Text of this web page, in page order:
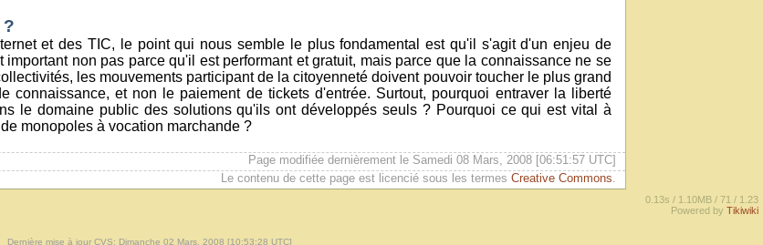
?
et des TIC, le point qui nous semble le plus fondamental est qu'il s'agit d'un enjeu de
non pas parce qu'il est performant et gratuit, mais parce que la connaissance ne se
les mouvements participant de la citoyenneté doivent pouvoir toucher le plus grand
connaissance, et non le paiement de tickets d'entrée. Surtout, pourquoi entraver la liberté
le domaine public des solutions qu'ils ont développés seuls ? Pourquoi ce qui est vital à
monopoles à vocation marchande ?
Page modifiée dernièrement le Samedi 08 Mars, 2008 [06:51:57 UTC]
Le contenu de cette page est licencié sous les termes Creative Commons.
0.13s / 1.10MB / 71 / 1.23
Powered by Tikiwiki
Dernière mise à jour CVS: Dimanche 02 Mars, 2008 [10:53:28 UTC]